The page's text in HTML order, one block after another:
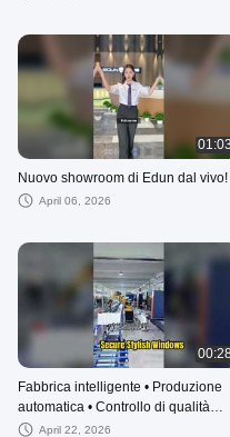
01:03
Nuovo showroom di Edun dal vivo!
April 06, 2026
00:28
Fabbrica intelligente • Produzione
automatica • Controllo di qualità
rigoroso Fornitura stabile e qualità
April 22, 2026